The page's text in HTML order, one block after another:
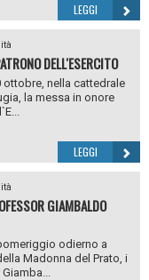
LEGGI
DELL'ESERCITO
ottobre, nella cattedrale
la messa in onore
LEGGI
GIAMBALDO
odierno a
Madonna del Prato, i